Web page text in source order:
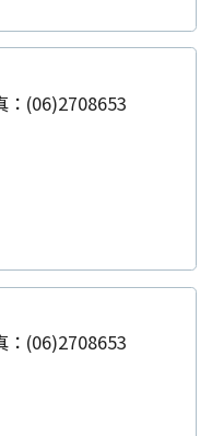
：(06)2708653
：(06)2708653